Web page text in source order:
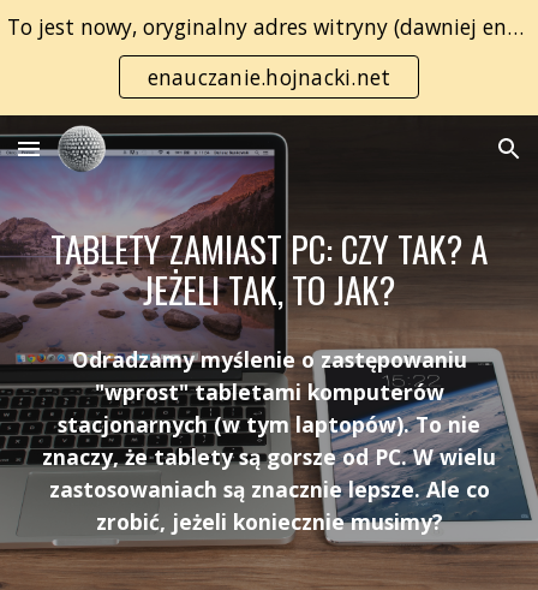
Skip to main content Skip to navigation
To jest nowy, oryginalny adres witryny (dawniej enauczanie.com):
enauczanie.hojnacki.net
TABLETY ZAMIAST PC: CZY TAK? A
JEŻELI TAK, TO JAK?
Odradzamy myślenie o zastępowaniu
"wprost" tabletami komputerów
stacjonarnych (w tym laptopów). To nie
znaczy, że tablety są gorsze od PC. W wielu
zastosowaniach są znacznie lepsze. Ale co
zrobić, jeżeli koniecznie musimy?